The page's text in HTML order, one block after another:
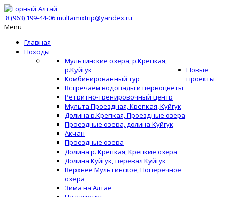
8 (963) 199-44-06multamixtrip@yandex.ru
Menu
Главная
Походы
Мультинские озера, р.Крепкая,
р.Куйгук
Комбинированный тур
Встречаем водопады и первоцветы
Ретритно-тренировочный центр
Мульта Проездная, Крепкая, Куйгук
Долина р.Крепкая, Проездные озера
Проездные озера, долина Куйгук
Акчан
Проездные озера
Долина р. Крепкая, Крепкие озера
Долина Куйгук, перевал Куйгук
Верхнее Мультинское, Поперечное
озёра
Зима на Алтае
Новые
проекты